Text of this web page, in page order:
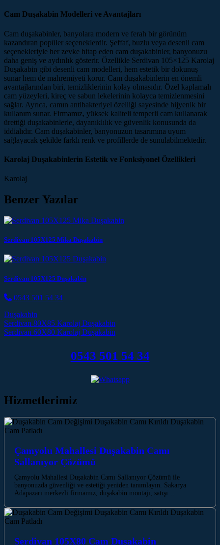
Cam Duşakabin Modelleri ve Avantajları
Cam duşakabinler, banyolara modern ve ferah bir görünüm
kazandıran popüler seçeneklerdir. Şeffaf, buzlu veya desenli cam
seçenekleriyle her zevke hitap eden cam duşakabinler, banyonuzu
daha geniş ve aydınlık gösterir. Özellikle Serdivan 105×125 Karolaj
Duşakabin gibi desenli cam modelleri, hem estetik bir dokunuş
sunar hem de mahremiyeti korur. Cam duşakabinlerin en önemli
avantajlarından biri, temizliklerinin kolay olmasıdır. Özel kaplamalı
cam yüzeyleri, kireç ve sabun lekelerinin kolayca temizlenmesini
sağlar. Ayrıca, camın antibakteriyel özelliği sayesinde hijyenik bir
kullanım sunar. Firmamız, yüksek kaliteli temperli cam kullanarak
ürettiği duşakabinlerle, dayanıklılık ve güvenlik konusunda da
iddialıdır. Cam duşakabinler, banyonuzun tasarımına uyum
sağlayacak şekilde farklı renk ve profillerde de sunulabilmektedir.
Karolaj Duşakabinlerin Estetik ve Fonksiyonel Özellikleri
Karolaj
Benzer Yazılar
Serdivan 105X125 Mika Duşakabin
Serdivan 105X125 Duşakabin
0543 501 54 34
Duşakabin
Post navigation
Serdivan 80X85 Karolaj Duşakabin
Serdivan 60X80 Karolaj Duşakabin
0543 501 54 34
Hizmetlerimiz
Çamyolu Mahallesi Duşakabin Camı
Sallanıyor Çözümü
Çamyolu Mahallesi Duşakabin Camı Sallanıyor Çözümü ile
banyonuzda güvenliği ve estetiği yeniden tanımlayın. Sakarya
Adapazarı merkezli firmamız, duşakabin montajı, satışı…
Serdivan 105X80 Cam Duşakabin